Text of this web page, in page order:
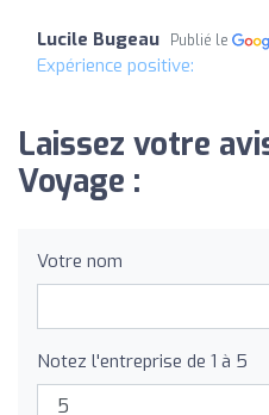
Lucile Bugeau Publié le
Expérience positive:
Laissez votre
Voyage :
Votre nom
Notez l'entreprise de 1 à 5